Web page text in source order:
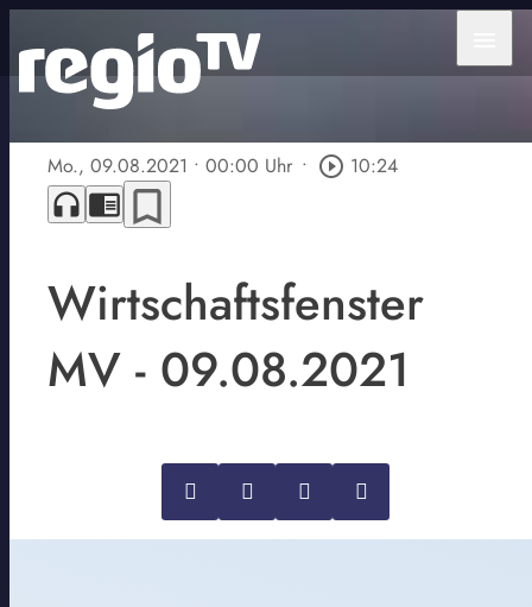
Mo., 09.08.2021 • 00:00 Uhr • play_circle_outline 10:24
headphones chrome_reader_mode bookmark_border
Wirtschaftsfenster
MV - 09.08.2021